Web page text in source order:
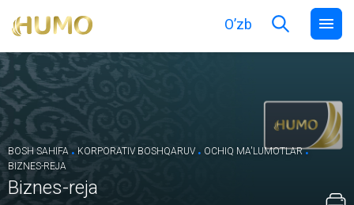
O’zb
BOSH SAHIFA . KORPORATIV BOSHQARUV . OCHIQ MA'LUMOTLAR .
BIZNES-REJA
Biznes-reja